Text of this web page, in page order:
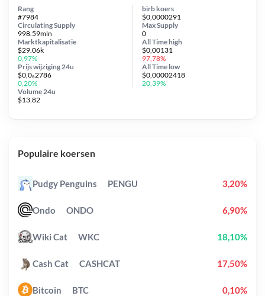
birb koers
$0,0000291
Circulating Supply
998.59mln
Prijs wijziging24u
$0,0₆2786
0,20%
Max Supply
0
Marktkapitalisatie
$29.06k
0,97%
Volume 24u
$13.82
Rang
#7984
All Timehigh
$0,00131
97,78%
All Time low
$0,00002418
20,39%
Populaire koersen
Pudgy Penguins PENGU 3,20%
Ondo ONDO 6,90%
Wiki Cat WKC 18,10%
Cash Cat CASHCAT 17,50%
Bitcoin BTC 0,10%